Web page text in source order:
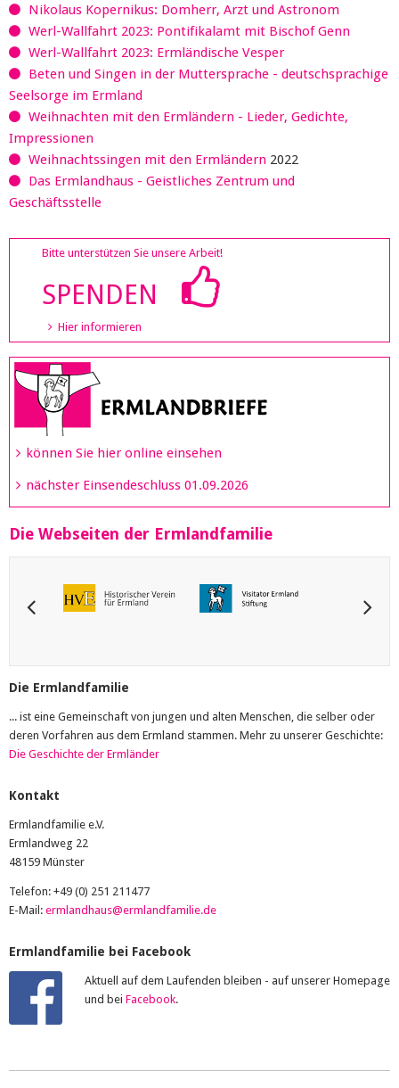
Nikolaus Kopernikus: Domherr, Arzt und Astronom
Werl-Wallfahrt 2023: Pontifikalamt mit Bischof Genn
Werl-Wallfahrt 2023: Ermländische Vesper
Beten und Singen in der Muttersprache - deutschsprachige
Seelsorge im Ermland
Weihnachten mit den Ermländern - Lieder, Gedichte,
Impressionen
Weihnachtssingen mit den Ermländern 2022
Das Ermlandhaus - Geistliches Zentrum und
Geschäftsstelle
Bitte unterstützen Sie unsere Arbeit!
SPENDEN
Hier informieren
können Sie hier online einsehen
nächster Einsendeschluss 01.09.2026
Die Webseiten der Ermlandfamilie
Die Ermlandfamilie
... ist eine Gemeinschaft von jungen und alten Menschen, die selber oder
deren Vorfahren aus dem Ermland stammen. Mehr zu unserer Geschichte:
Die Geschichte der Ermländer
Kontakt
Ermlandfamilie e.V.
Ermlandweg 22
48159 Münster
Telefon: +49 (0) 251 211477
E-Mail: ermlandhaus@ermlandfamilie.de
Ermlandfamilie bei Facebook
Aktuell auf dem Laufenden bleiben - auf unserer Homepage
und bei Facebook.